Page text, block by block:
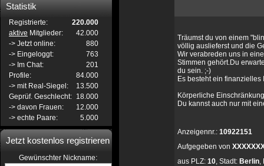
Statistik
Registrierte:
220.000
aktive Mitglieder:
42.000
-> Jetzt online:
880
-> Eingeloggt:
763
-> Im Chat:
201
Profile:
84.000
-> mit Real-Siegel:
13.500
Geprüf. Geschlecht: 18.000
-> davon Frauen:
12.000
-> echte Paare:
5.000
Jetzt kostenlos registrieren
Gewünschter Nickname:
Träumst du von einem
völlig auslieferst und die
Wir verabreden uns in
Stimmen gehört.Du
du sein. ;-)
Es besteht ein finanzielles
Körperliche
Du kannst auch nur mit
Anzeigennr.: 10922151
Aufgegeben von
aus PLZ: 10, Stadt: Berlin,